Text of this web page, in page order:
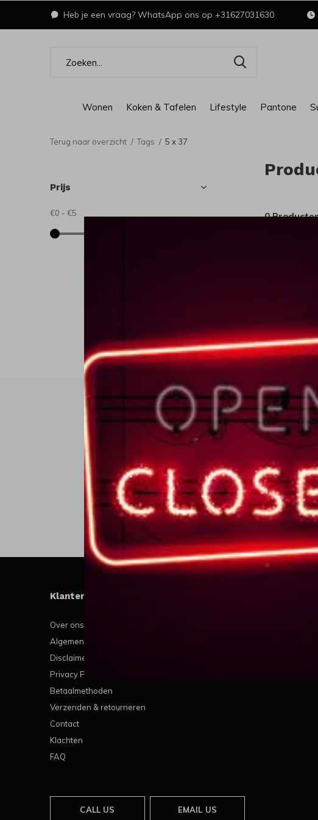
Wonen Koken & Tafelen Lifestyle Pantone
Heb je een vraag? WhatsApp ons op +31627031630
Terug naar overzicht Tags 5 x 37
0
Prijs
€0 - €5
Klantenservice
Over ons
Algemene voorwaarden
Disclaimer
Privacy Policy
Betaalmethoden
Verzenden & retourneren
Contact
Klachten
FAQ
CALL US EMAIL US